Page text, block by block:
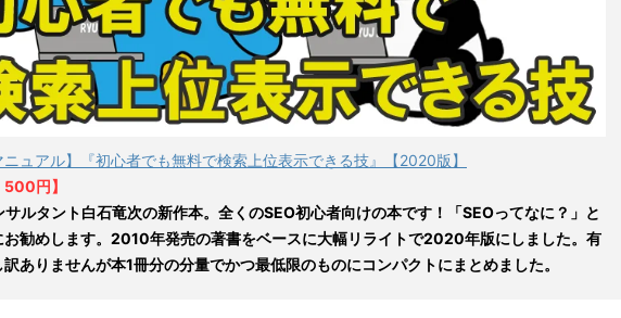
ニュアル】『初心者でも無料で検索上位表示できる技』【2020版】
500円】
サルタント白石竜次の新作本。全くのSEO初心者向けの本です！「SEOってなに？」と
お勧めします。2010年発売の著書をベースに大幅リライトで2020年版にしました。有
ありませんが本1冊分の分量でかつ最低限のものにコンパクトにまとめました。